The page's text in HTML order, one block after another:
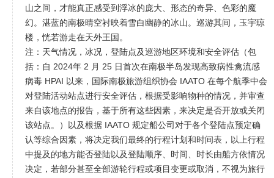
山之间，才能真正感受到浮冰的庞大、形态的奇异、色彩的魔
幻。湛蓝的南极晴空衬映着雪白幽静的冰山。巡游其间，玉宇琼
楼，恍若游走在天外王国。
注：天气情况，冰况，登陆点及巡游地区环境和安全评估（包
括：自 2024年 2 月 25 日首次在南极半岛发现高致病性禽流感
病毒 HPAI 以来，国际南极旅游组织协会 IAATO 在每个航季中会
对登陆活动站点进行安全评估，根据受影响物种的情况，并审查
来自该地点的报告，基于所有这些因素，来决定是否开放或关闭
该站点。）以及根据 IAATO 规定船公司对于各个登陆点预定确
认等综合因素，将决定我们最终的行程计划和时间表，以上行程
中提及的地方能否登陆以及登陆顺序、时间、时长由船方依情况
决定，若部分甚至全部游轮行程或项目变更或取消，不视为旅行